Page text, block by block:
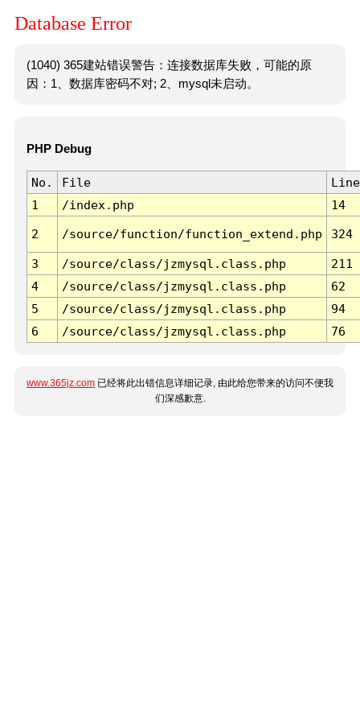
Database Error
(1040) 365建站错误警告：连接数据库失败，可能的原
因：1、数据库密码不对; 2、mysql未启动。
PHP Debug
No. File
Line
1
/index.php 14
2 /source/function/function_extend.php 324
3 /source/class/jzmysql.class.php
211
4
/source/class/jzmysql.class.php
62
5
/source/class/jzmysql.class.php
94
6
/source/class/jzmysql.class.php 76
www.365jz.com 已经将此出错信息详细记录, 由此给您带来的访问不便我
们深感歉意.